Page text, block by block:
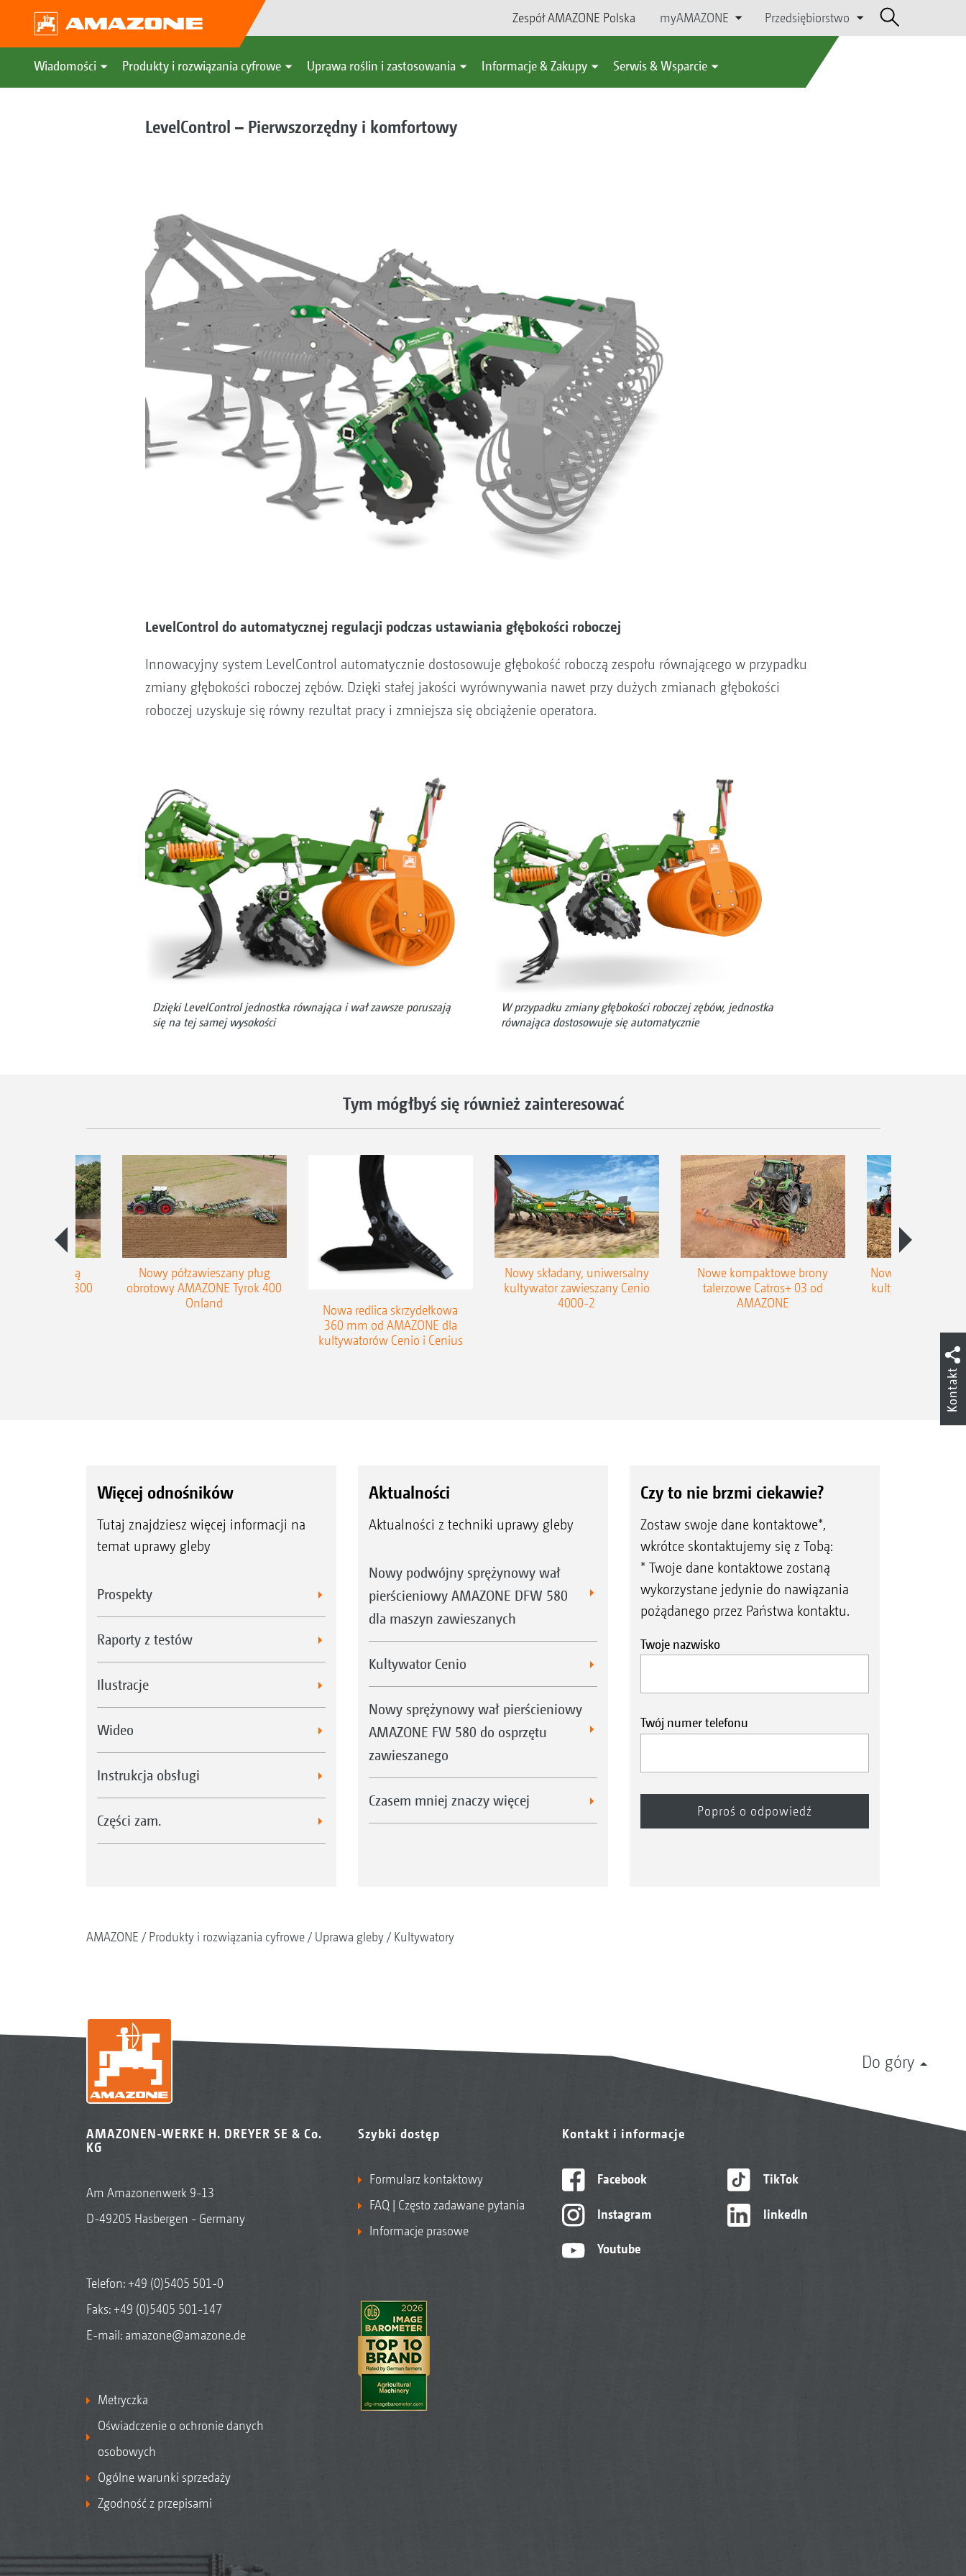
Zespół AMAZONE Polska myAMAZONE Przedsiębiorstwo
Wiadomości Produkty i rozwiązania cyfrowe Uprawa roślin i zastosowania Informacje & Zakupy Serwis & Wsparcie
LevelControl – Pierwszorzędny i komfortowy
LevelControl do automatycznej regulacji podczas ustawiania głębokości roboczej
Innowacyjny system LevelControl automatycznie dostosowuje głębokość roboczą zespołu równającego w przypadku
zmiany głębokości roboczej zębów. Dzięki stałej jakości wyrównywania nawet przy dużych zmianach głębokości
roboczej uzyskuje się równy rezultat pracy i zmniejsza się obciążenie operatora.
Dzięki LevelControl jednostka równająca i wał zawsze poruszają
się na tej samej wysokości
W przypadku zmiany głębokości roboczej zębów, jednostka
równająca dostosowuje się automatycznie
Tym mógłbyś się również zainteresować
ze stopniową
Teres 300
Nowy półzawieszany pług
obrotowy AMAZONE Tyrok 400
Onland
Nowa redlica skrzydełkowa
360 mm od AMAZONE dla
kultywatorów Cenio i Cenius
Nowy składany, uniwersalny
kultywator zawieszany Cenio
4000-2
Nowe kompaktowe brony
talerzowe Catros+ 03 od
AMAZONE
Nowy zagarniacz
kultywatora do
Więcej odnośników
Tutaj znajdziesz więcej informacji na
temat uprawy gleby
Prospekty
Raporty z testów
Ilustracje
Wideo
Instrukcja obsługi
Części zam.
Aktualności
Aktualności z techniki uprawy gleby
Nowy podwójny sprężynowy wał
pierścieniowy AMAZONE DFW 580
dla maszyn zawieszanych
Kultywator Cenio
Nowy sprężynowy wał pierścieniowy
AMAZONE FW 580 do osprzętu
zawieszanego
Czasem mniej znaczy więcej
Czy to nie brzmi ciekawie?
Zostaw swoje dane kontaktowe*,
wkrótce skontaktujemy się z Tobą:
* Twoje dane kontaktowe zostaną
wykorzystane jedynie do nawiązania
pożądanego przez Państwa kontaktu.
Twoje nazwisko
Twój numer telefonu
AMAZONE Produkty i rozwiązania cyfrowe Uprawa gleby Kultywatory
Do góry
AMAZONEN-WERKE H. DREYER SE & Co.
KG
Am Amazonenwerk 9-13
D-49205 Hasbergen - Germany
Telefon:+49 (0)5405 501-0
Faks: +49 (0)5405 501-147
E-mail: amazone@amazone.de
Metryczka
Oświadczenie o ochronie danych
osobowych
Ogólne warunki sprzedaży
Zgodność z przepisami
Szybki dostęp
Formularz kontaktowy
FAQ | Często zadawane pytania
Informacje prasowe
Kontakt i informacje
Facebook
Instagram
Youtube
TikTok
linkedIn
Kontakt